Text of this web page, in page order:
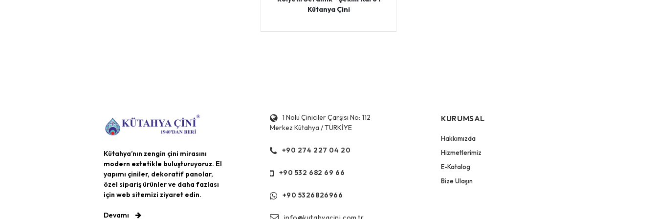
Kütanya Çini
Kütahya’nın zengin çini mirasını
modern estetikle buluşturuyoruz. El
yapımı çiniler, dekoratif panolar,
özel sipariş ürünler ve daha fazlası
için web sitemizi ziyaret edin.
Devamı
1 Nolu Çiniciler Çarşısı No: 112
Merkez Kütahya / TÜRKİYE
+90 274 227 04 20
+90 532 682 69 66
+90 5326826966
KURUMSAL
Hakkımızda
Hizmetlerimiz
E-Katalog
Bize Ulaşın